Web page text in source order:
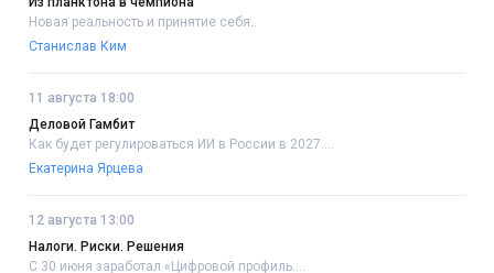
Новая реальность и принятие себя..
Станислав Ким
11 августа 18:00
Деловой Гамбит
Как будет регулироваться ИИ в России в 2027....
Екатерина Ярцева
12 августа 13:00
Налоги. Риски. Решения
С 30 июня заработал «Цифровой профиль....